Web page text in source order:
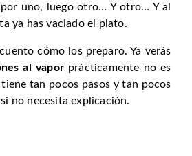
por uno, luego otro… Y otro… Y al
ya has vaciado el plato.
cómo los preparo. Ya verás
al vaporprácticamente no es
tan pocos pasos y tan pocos
no necesita explicación.